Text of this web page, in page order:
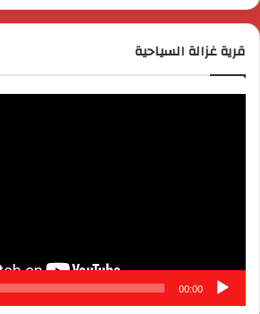
قرية غزالة السياحية
00:00